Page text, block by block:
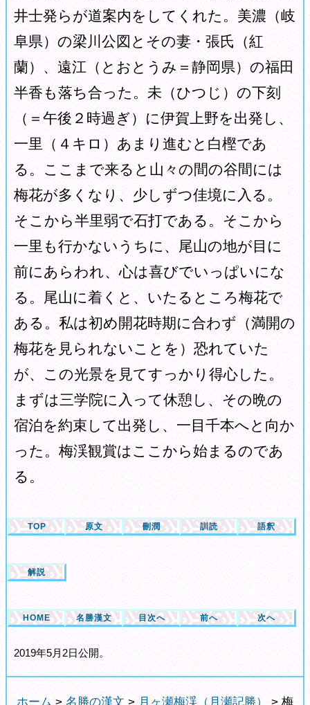
井士発らが道案内をしてくれた。美濃（岐
阜県）の梁川公図とその妻・張氏（紅
蘭）、遠江（とおとうみ＝静岡県）の福田
半香も落ち合った。未（ひつじ）の下刻
（＝午後２時過ぎ）に伊賀上野を出発し、
一里（４キロ）あまり進むと白樫であ
る。ここまで来ると山々の間の谷間には
梅花が多くなり、少しずつ佳境に入る。
そこから半里弱で石打である。そこから
一里も行かないうちに、尾山の地が目に
前にあらわれ、心は喜びでいっぱいにな
る。尾山に着くと、いたるところ梅花で
ある。私は初め開花時期に合わず（満開の
梅花を見られないことを）恐れていた
が、この光景を見てすっかり得心した。
まずは三学院に入って休憩し、その晩の
宿泊を約束して出発し、一目千本へと向か
った。梅渓観賞はここから始まるのであ
る。
TOP 原文 刪潤 訓読 語釈
解説
HOME 名勝漢文 目次へ 前へ 次へ
2019年5月2日公開。
ホーム > 名勝の漢文 > 月ヶ瀬梅渓（月瀬記勝） > 梅